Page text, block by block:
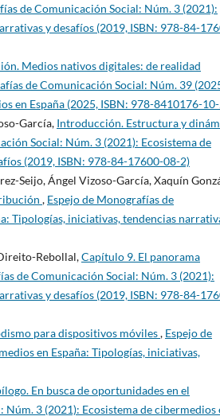
de Comunicación Social: Núm. 3 (2021):
y desafíos (2019, ISBN: 978-84-
Medios nativos digitales: de realidad
de Comunicación Social: Núm. 39
en España (2025, ISBN: 978-8410176-
García, Introducción. Estructura y
Social: Núm. 3 (2021): Ecosistema de
(2019, ISBN: 978-84-17600-08-2)
Seijo, Ángel Vizoso-García, Xaquín
, Espejo de Monografías de
Tipologías, iniciativas, tendencias
Rebollal,Capítulo 9. El panorama
de Comunicación Social: Núm. 3 (2021):
y desafíos (2019, ISBN: 978-84-
para dispositivos móviles, Espejo de
en España: Tipologías, iniciativas,
En busca de oportunidades en el
3 (2021): Ecosistema de cibermedios